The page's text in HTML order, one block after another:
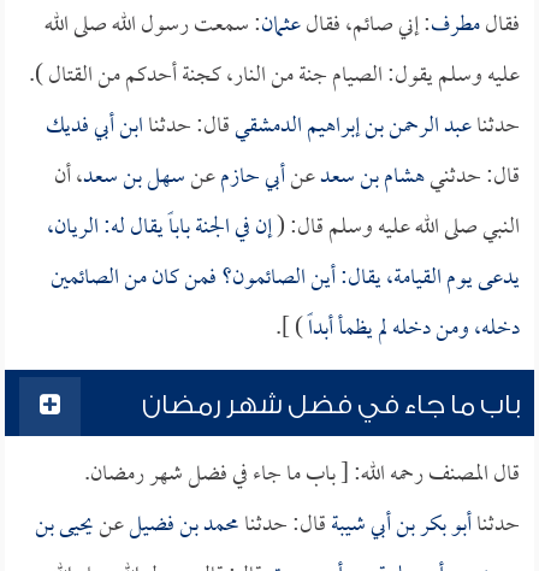
فقالمطرف: إني صائم، فقالعثمان: سمعت رسول الله صلى الله
عليه وسلم يقول: الصيام جنة من النار، كجنة أحدكم من القتال ).
حدثناعبد الرحمن بن إبراهيم الدمشقيقال: حدثناابن أبي فديك
قال: حدثنيهشام بن سعدعنأبي حازمعنسهل بن سعد، أن
النبي صلى الله عليه وسلم قال: (إن في الجنة باباً يقال له: الريان،
يدعى يوم القيامة، يقال: أين الصائمون؟ فمن كان من الصائمين
دخله، ومن دخله لم يظمأ أبداً) ].
باب ما جاء في فضل شهر رمضان
قال المصنف رحمه الله: [ باب ما جاء في فضل شهر رمضان.
حدثناأبو بكر بن أبي شيبةقال: حدثنامحمد بن فضيلعنيحيى بن